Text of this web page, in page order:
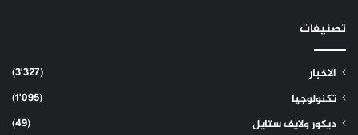
تصنيفات
الاخبار
(3٬327)
تكنولوجيا
(1٬095)
ديكور ولايف ستايل
(49)